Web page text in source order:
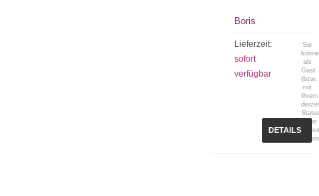
Boris
Lieferzeit:
sofort
verfügbar
Sie
als
Gast
(bzw.
mit
Ihrem
keine
DETAILS